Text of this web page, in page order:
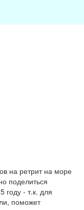
на ретрит на море
поделиться
году - т.к. для
поможет